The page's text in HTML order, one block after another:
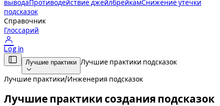
выводаПротиводействие джейлбрейкамСнижение утечки
подсказок
Справочник
Глоссарий

Log in
 Лучшие практики

Лучшие практики подсказок
Лучшие практики/Инженерия подсказок
Лучшие практики создания подсказок